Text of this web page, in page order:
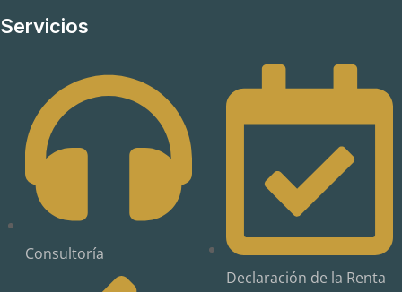
Servicios
Consultoría
Declaración de la Renta